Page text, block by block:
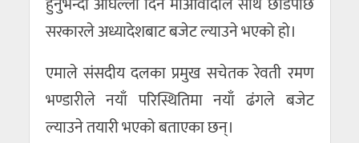
सरकारले अध्यादेशबाट बजेट ल्याउने भएको हो।
एमाले संसदीय दलका प्रमुख सचेतक रेवती रमण
भण्डारीले नयाँ परिस्थितिमा नयाँ ढंगले बजेट
ल्याउने तयारी भएको बताएका छन्।